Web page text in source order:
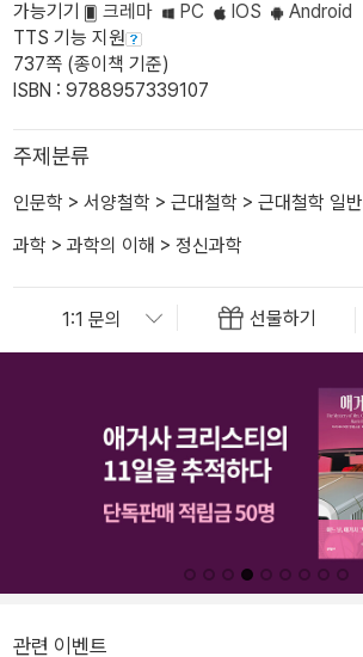
가능기기 크레마 PC IOS
Android
TTS 기능 지원
737쪽 (종이책 기준)
ISBN : 9788957339107
주제분류
인문학 > 서양철학 > 근대철학 > 근대철학 일반
과학 > 과학의 이해 > 정신과학
선물하기
관련 이벤트